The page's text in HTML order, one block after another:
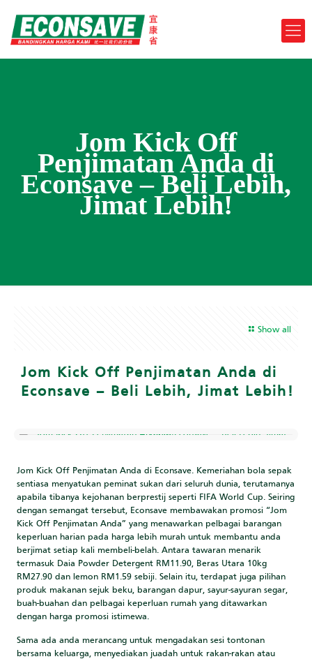
Jom Kick Off
Penjimatan Anda di
Econsave – Beli Lebih,
Jimat Lebih!
Show all
Jom Kick Off Penjimatan Anda di
Econsave – Beli Lebih, Jimat Lebih!
Jom Kick Off Penjimatan Anda di Econsave. Kemeriahan bola sepak
sentiasa menyatukan peminat sukan dari seluruh dunia, terutamanya
apabila tibanya kejohanan berprestij seperti FIFA World Cup. Seiring
dengan semangat tersebut, Econsave membawakan promosi “Jom
Kick Off Penjimatan Anda” yang menawarkan pelbagai barangan
keperluan harian pada harga lebih murah untuk membantu anda
berjimat setiap kali membeli-belah. Antara tawaran menarik
termasuk Daia Powder Detergent RM11.90, Beras Utara 10kg
RM27.90 dan lemon RM1.59 sebiji. Selain itu, terdapat juga pilihan
produk makanan sejuk beku, barangan dapur, sayur-sayuran segar,
buah-buahan dan pelbagai keperluan rumah yang ditawarkan
dengan harga promosi istimewa.
Sama ada anda merancang untuk mengadakan sesi tontonan
bersama keluarga, menyediakan juadah untuk rakan-rakan atau